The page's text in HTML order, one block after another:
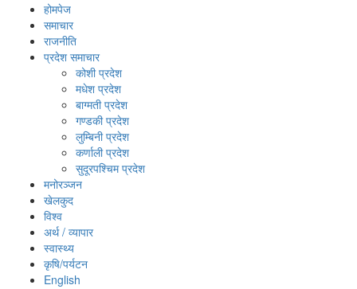
होमपेज
समाचार
राजनीति
प्रदेश समाचार
कोशी प्रदेश
मधेश प्रदेश
बाग्मती प्रदेश
गण्डकी प्रदेश
लुम्बिनी प्रदेश
कर्णाली प्रदेश
सुदूरपश्‍चिम प्रदेश
मनोरञ्‍जन
खेलकुद
विश्‍व
अर्थ / व्यापार
स्वास्थ्य
कृषि/पर्यटन
English